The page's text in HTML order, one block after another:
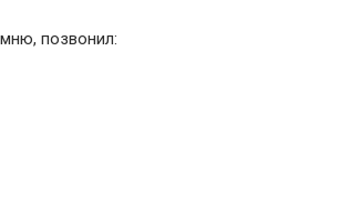
позвонил: